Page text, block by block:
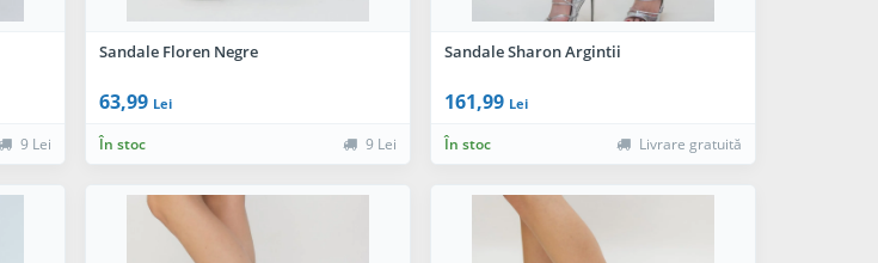
9 Lei
Sandale Floren Negre
63,99 Lei
În stoc 9 Lei
Sandale Sharon Argintii
161,99 Lei
În stoc Livrare gratuită